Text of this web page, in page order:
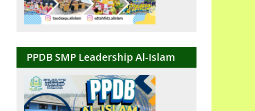
PPDB SMP Leadership Al-Islam